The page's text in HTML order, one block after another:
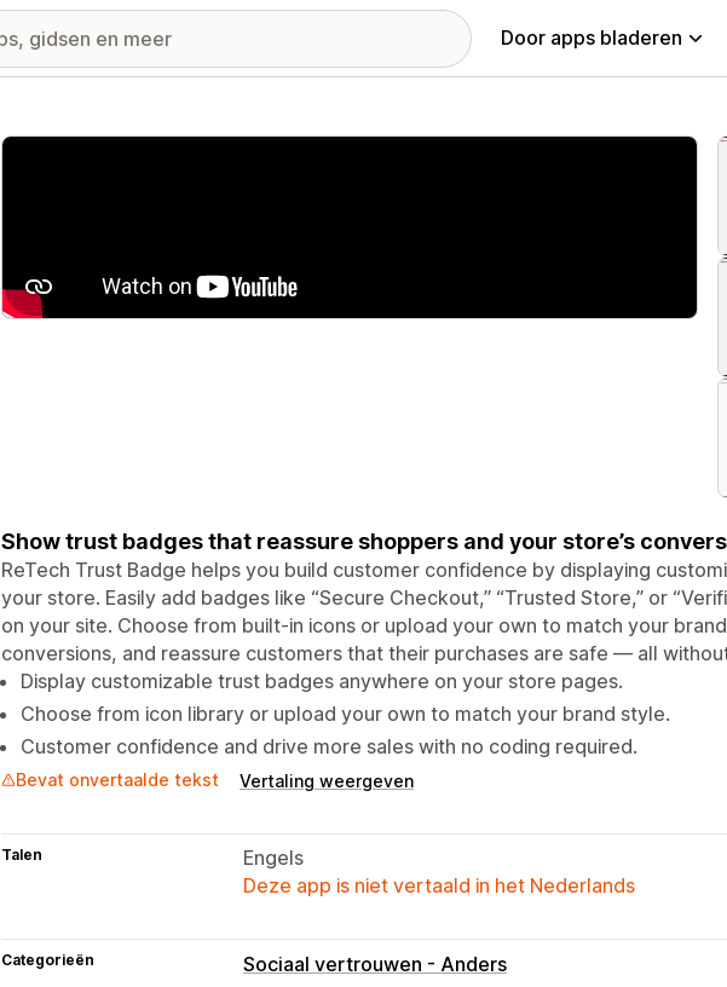
Door apps bladeren
Galerij met uitgelichte afbeeldingen
Show trust badges that reassure shoppers and your store’s
ReTech Trust Badge helps you build customer confidence by displaying
your store. Easily add badges like “Secure Checkout,” “Trusted Store,” or
on your site. Choose from built-in icons or upload your own to match your
conversions, and reassure customers that their purchases are safe — all
Display customizable trust badges anywhere on your store pages.
Choose from icon library or upload your own to match your brand style.
Customer confidence and drive more sales with no coding required.
Bevat onvertaalde tekst Vertaling weergeven
Talen
Engels
Deze app is niet vertaald in het Nederlands
Categorieën Sociaal vertrouwen - Anders